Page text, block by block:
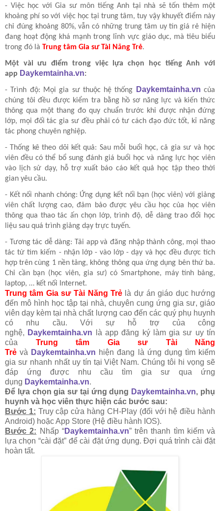
- Việc học với Gia sư môn tiếng Anh tại nhà sẽ tốn thêm một
khoảng phí so với việc học tại trung tâm, tuy vậy khuyết điểm này
chỉ đúng khoảng 80%, vẫn có những trung tâm uy tín giá rẻ hiện
đang hoạt động khá mạnh trong lĩnh vực giáo dục, mà tiêu biểu
trong đó là Trung tâm Gia sư Tài Năng Trẻ.
Một vài ưu điểm trong việc lựa chọn học tiếng Anh với
app Daykemtainha.vn:
- Trình độ: Mọi gia sư thuộc hệ thống Daykemtainha.vn của
chúng tôi đều được kiểm tra bằng hồ sơ năng lực và kiến thức
thông qua một thang đo quy chuẩn trước khi được nhận đứng
lớp, mọi đối tác gia sư đều phải có tư cách đạo đức tốt, kĩ năng
tác phong chuyên nghiệp.
- Thống kê theo dõi kết quả: Sau mỗi buổi học, cả gia sư và học
viên đều có thể bổ sung đánh giá buổi học và năng lực học viên
vào lịch sử dạy, hỗ trợ xuất báo cáo kết quả học tập theo thời
gian yêu cầu.
- Kết nối nhanh chóng: Ứng dụng kết nối bạn (học viên) với giảng
viên chất lượng cao, đảm bảo được yêu cầu học của học viên
thông qua thao tác ấn chọn lớp, trình độ, dễ dàng trao đổi học
liệu sau quá trình giảng dạy trực tuyến.
- Tương tác dễ dàng: Tải app và đăng nhập thành công, mọi thao
tác từ tìm kiếm - nhận lớp - vào lớp - dạy và học đều được tích
hợp trên cùng 1 nền tảng, không thông qua ứng dụng bên thứ ba.
Chỉ cần bạn (học viên, gia sư) có Smartphone, máy tính bảng,
laptop, … kết nối Internet.
Trung tâm Gia sư Tài Năng Trẻ là dự án giáo dục hướng
đến mô hình học tập tại nhà, chuyên cung ứng gia sư, giáo
viên dạy kèm tại nhà chất lượng cao đến các quý phụ huynh
có nhu cầu. Với sự hỗ trợ của công
nghệ, Daykemtainha.vn là app đăng ký làm gia sư uy tín
của Trung tâm Gia sư Tài Năng
Trẻ và Daykemtainha.vn hiện đang là ứng dụng tìm kiếm
gia sư nhanh nhất uy tín tại Việt Nam. Chúng tôi hi vọng sẽ
đáp ứng được nhu cầu tìm gia sư qua ứng
dụng Daykemtainha.vn.
Để lựa chọn gia sư tại ứng dụng Daykemtainha.vn, phụ
huynh và học viên thực hiện các bước sau:
Bước 1: Truy cập cửa hàng CH-Play (đối với hệ điều hành
Android) hoặc App Store (Hệ điều hành IOS).
Bước 2: Nhấp “Daykemtainha.vn” trên thanh tìm kiếm và
lựa chọn “cài đặt” để cài đặt ứng dụng. Đợi quá trình cài đặt
hoàn tất.